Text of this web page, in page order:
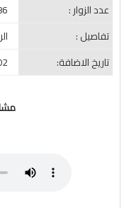
عدد الزوار :
تفاصيل :
تاريخ الاضافة: